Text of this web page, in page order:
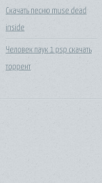
Скачать песню muse dead
inside
Человек паук 1 psp скачать
торрент